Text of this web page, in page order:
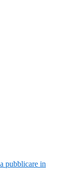
pubblicare in